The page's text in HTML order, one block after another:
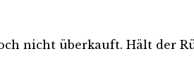
nicht überkauft. Hält der